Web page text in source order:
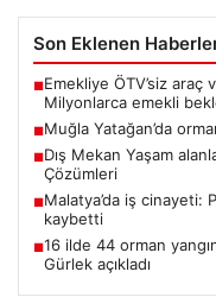
Son Eklenen
■Emekliye ÖTV’siz araç
Milyonlarca emekli
■Muğla Yatağan’da
■Dış Mekan Yaşam
Çözümleri
■Malatya’da iş cinayeti:
kaybetti
■16 ilde 44 orman
Gürlek açıkladı